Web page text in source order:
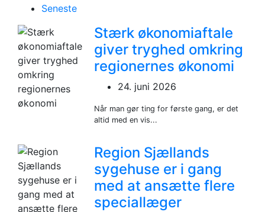
Seneste
Stærk økonomiaftale
giver tryghed omkring
regionernes økonomi
24. juni 2026
Når man gør ting for første gang, er det
altid med en vis...
Region Sjællands
sygehuse er i gang
med at ansætte flere
speciallæger